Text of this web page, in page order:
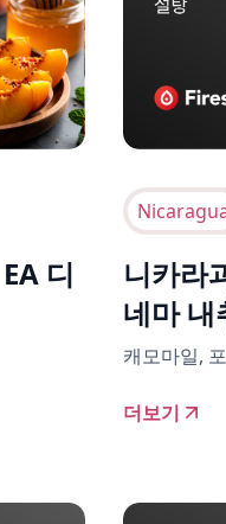
디
니카라
네마 내
캐모마일,
더보기